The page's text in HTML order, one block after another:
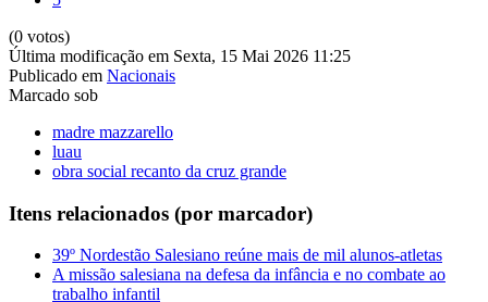
(0 votos)
Última modificação em Sexta, 15 Mai 2026 11:25
Publicado em Nacionais
Marcado sob
madre mazzarello
luau
obra social recanto da cruz grande
Itens relacionados (por marcador)
39º Nordestão Salesiano reúne mais de mil alunos-atletas
A missão salesiana na defesa da infância e no combate ao
trabalho infantil